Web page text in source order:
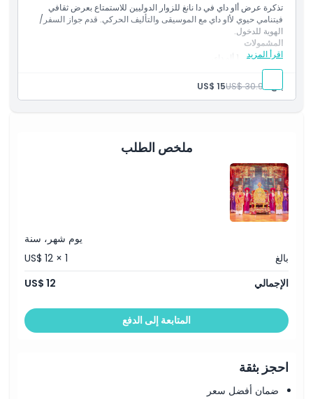
ما يجب معرفته
الموقع
تذكرة عرض أاو داي في دا نانغ للزوار الدوليين للاستمتاع بعرض ثقافي
فيتنامي حيوي لأاو داي مع الموسيقى والتأليف الحركي. قدم جواز السفر/
الهوية للدخول.
اقرأ المزيد
المشمولات
تذكرة عرض 1 أاو داي
مرطبات
هدية تذكارية واحدة
المقاعد المتوفرة مميزة باللون الأخضر على
بالغ: US$ 30.95
US$ 15
ملخص الطلب
يوم شهر، سنة
بالغ
US$ 12 × 1
الإجمالي
US$ 12
المتابعة إلى الدفع
احجز بثقة
ضمان أفضل سعر